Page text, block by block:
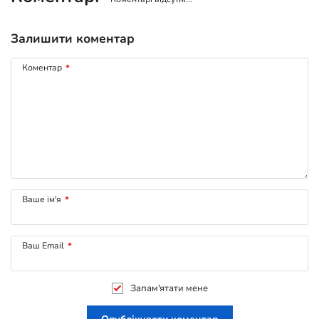
Залишити коментар
Коментар *
Ваше ім'я *
Ваш Email *
Запам'ятати мене